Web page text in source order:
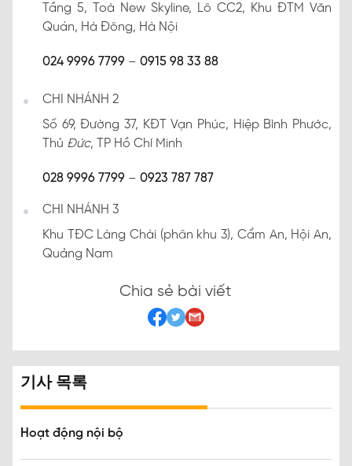
Tầng 5, Toà New Skyline, Lô CC2, Khu ĐTM Văn
Quán, Hà Đông, Hà Nội
024 9996 7799 – 0915 98 33 88
CHI NHÁNH 2
Số 69, Đường 37, KĐT Vạn Phúc, Hiệp Bình Phước,
Thủ Đức, TP Hồ Chí Minh
028 9996 7799 – 0923 787 787
CHI NHÁNH 3
Khu TĐC Làng Chài (phân khu 3), Cẩm An, Hội An,
Quảng Nam
Chia sẻ bài viết
기사 목록
Hoạt động nội bộ